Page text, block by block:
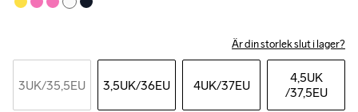
Är din storlek slut i lager?
3UK/35,5EU 3,5UK/36EU 4UK/37EU
4,5UK
/37,5EU